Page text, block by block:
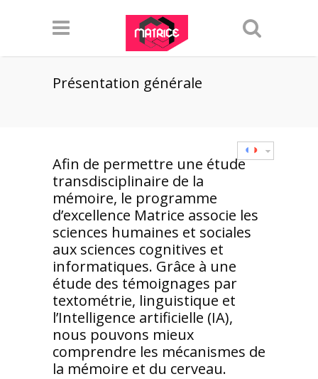
Présentation générale
Afin de permettre une étude
transdisciplinaire de la
mémoire, le programme
d’excellence Matrice associe les
sciences humaines et sociales
aux sciences cognitives et
informatiques. Grâce à une
étude des témoignages par
textométrie, linguistique et
l’Intelligence artificielle (IA),
nous pouvons mieux
comprendre les mécanismes de
la mémoire et du cerveau.